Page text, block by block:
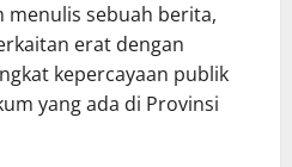
menulis sebuah berita,
erat dengan
kepercayaan publik
yang ada di Provinsi